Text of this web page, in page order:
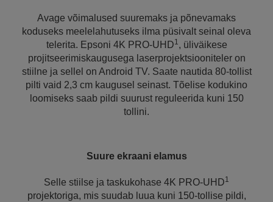
Avage võimalused suuremaks ja põnevamaks
koduseks meelelahutuseks ilma püsivalt seinal oleva
telerita. Epsoni 4K PRO-UHD1, üliväikese
projitseerimiskaugusega laserprojektsiooniteler on
stiilne ja sellel on Android TV. Saate nautida 80-tollist
pilti vaid 2,3 cm kaugusel seinast. Tõelise kodukino
loomiseks saab pildi suurust reguleerida kuni 150
tollini.
Suure ekraani elamus
Selle stiilse ja taskukohase 4K PRO-UHD1
projektoriga, mis suudab luua kuni 150-tollise pildi,